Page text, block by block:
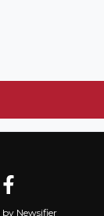
by Newsifier